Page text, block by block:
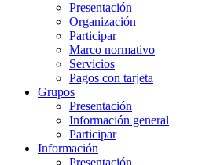
Presentación
Organización
Participar
Marco normativo
Servicios
Pagos con tarjeta
Grupos
Presentación
Información general
Participar
Información
Presentación